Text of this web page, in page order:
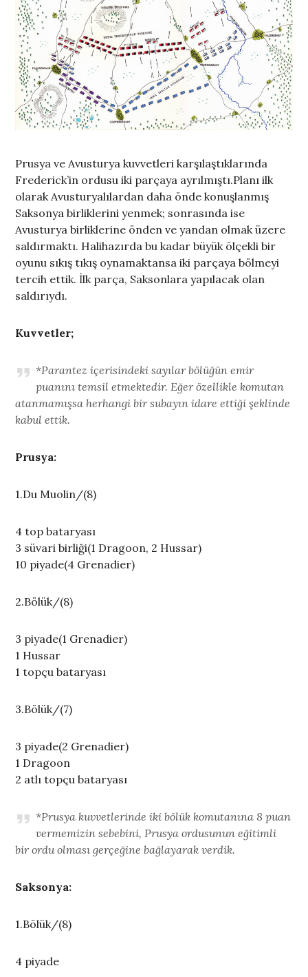
Prusya ve Avusturya kuvvetleri karşılaştıklarında
Frederick’in ordusu iki parçaya ayrılmıştı.Planı ilk
olarak Avusturyalılardan daha önde konuşlanmış
Saksonya birliklerini yenmek; sonrasında ise
Avusturya birliklerine önden ve yandan olmak üzere
saldırmaktı. Halihazırda bu kadar büyük ölçekli bir
oyunu sıkış tıkış oynamaktansa iki parçaya bölmeyi
tercih ettik. İlk parça, Saksonlara yapılacak olan
saldırıydı.
Kuvvetler;
*Parantez içerisindeki sayılar bölüğün emir
puanını temsil etmektedir. Eğer özellikle komutan
atanmamışsa herhangi bir subayın idare ettiği şeklinde
kabul ettik.
Prusya:
1.Du Muolin/(8)
4 top bataryası
3 süvari birliği(1 Dragoon, 2 Hussar)
10 piyade(4 Grenadier)
2.Bölük/(8)
3 piyade(1 Grenadier)
1 Hussar
1 topçu bataryası
3.Bölük/(7)
3 piyade(2 Grenadier)
1 Dragoon
2 atlı topçu bataryası
*Prusya kuvvetlerinde iki bölük komutanına 8 puan
vermemizin sebebini, Prusya ordusunun eğitimli
bir ordu olması gerçeğine bağlayarak verdik.
Saksonya:
1.Bölük/(8)
4 piyade